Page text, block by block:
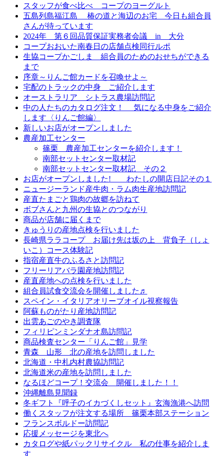
スタッフが食べ比べ コープのヨーグルト
五島列島福江島 椿の道と海辺のお宅 今日も組合員
さんが待っています
2024年 第６回品質保証実務者会議 in 大分
コープおおいた南春日の店舗点検同行ルポ
生協コープかごしま 組合員のためのおせちができる
まで
序章～りんご館カードを召喚せよ～
宅配のトラックの中身 ご紹介します
オーストラリア シトラス農場訪問記
中の人たちのカタログ注文！ 気になる中身をご紹介
します〈りんご館編〉
新しいお店がオープンしました
農産加工センター
篠栗 農産加工センターを紹介します！
南部セットセンター取材記
南部セットセンター取材記 その２
お店がオープンしました! わたしの開店日記その１
ニュージーランド産牛肉・ラム肉生産地訪問記
産直たまごと鶏肉の故郷を訪ねて
ボブさんと九州の生協とのつながり
商品が店舗に届くまで
きゅうりの産地点検を行いました
長崎県ララコープ お届け先は坂の上 背負子（しょ
いこ）コース体験記
指宿産直牛のふるさと訪問記
フリーリアバラ園産地訪問記
産直産地への点検を行いました
組合員試食交流会を開催しました♬
スペイン・イタリアオリーブオイル視察報告
阿蘇ものがたり産地訪問記
出雲あごのやき調査隊
フィリピンミンダナオ島訪問記
商品検査センター「りんご館」見学
青森 山形 北の産地を訪問しました
北海道・中札内村農協訪問記
北海道米の産地を訪問しました
なるほどコープ！交流会 開催しました！！
沖縄離島見聞録
冬ギフト『呼子のイカづくしセット』玄海漁港へ訪問
働くスタッフが注文する場所 篠栗本部ステーション
フランスボルドー訪問記
応援メッセージを東北へ
カタログや紙パックリサイクル 私の仕事を紹介しま
す